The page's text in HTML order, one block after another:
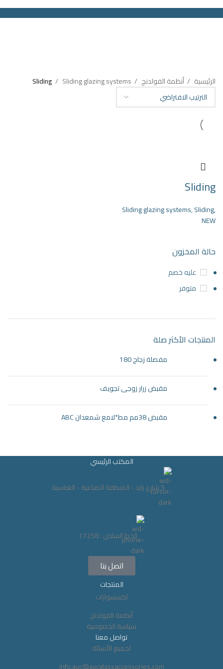
Menu
حالة المخزون
عليه خصم
متوفر
المنتجات الأكثر صلة
مفصلة زجاج 180
مقبض زرار زوجى تجويف
مقبض 38مم مط*لامع شمعدان ABC
الرئيسية أنظمة الفولدنج Sliding glazing systems
Sliding
Sliding
Sliding glazing systems,Sliding,
NEW
المكتب الرئيسي
5 شارع زايد - المنطقة الصناعية - العباسية
الخط الساخن : 17258
اتصل بنا
المنتجات
اكسسوارات
أنظمة الفولدنج
سياسة الخصوصية
تواصل معنا
لجميع الأسئلة